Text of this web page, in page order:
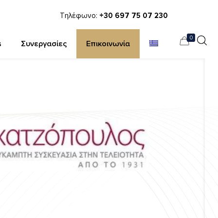
Τηλέφωνο: +30 697 75 07 230
Συνεργασίες Επικοινωνία
0